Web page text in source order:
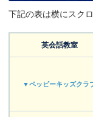
下記の表は横にスク
英会話教室
▼ペッピーキッズクラ